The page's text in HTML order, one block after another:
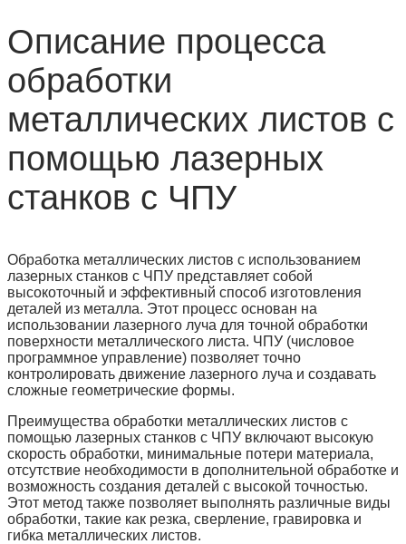
Описание процесса
обработки
металлических листов с
помощью лазерных
станков с ЧПУ
Обработка металлических листов с использованием
лазерных станков с ЧПУ представляет собой
высокоточный и эффективный способ изготовления
деталей из металла. Этот процесс основан на
использовании лазерного луча для точной обработки
поверхности металлического листа. ЧПУ (числовое
программное управление) позволяет точно
контролировать движение лазерного луча и создавать
сложные геометрические формы.
Преимущества обработки металлических листов с
помощью лазерных станков с ЧПУ включают высокую
скорость обработки, минимальные потери материала,
отсутствие необходимости в дополнительной обработке и
возможность создания деталей с высокой точностью.
Этот метод также позволяет выполнять различные виды
обработки, такие как резка, сверление, гравировка и
гибка металлических листов.